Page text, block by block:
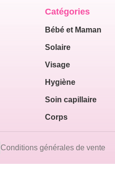
Catégories
Bébé et Maman
Solaire
Visage
Hygiène
Soin capillaire
Corps
Conditions générales de vente